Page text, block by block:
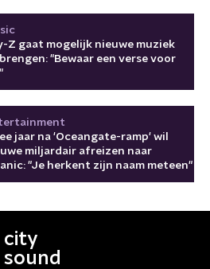
Z gaat mogelijk nieuwe muziek
"Bewaar een verse voor
jaar na 'Oceangate-ramp' wil
miljardair afreizen naar
"Je herkent zijn naam meteen"
city